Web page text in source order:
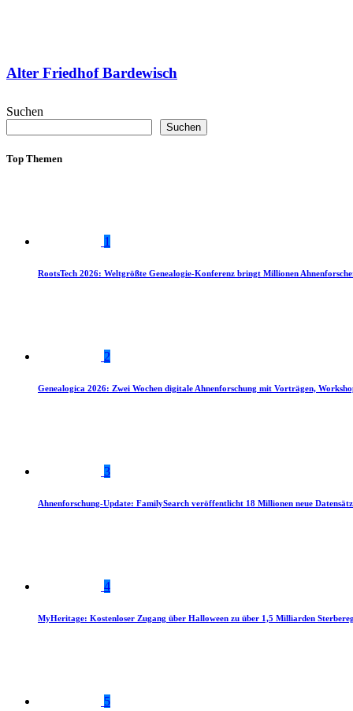
Alter Friedhof Bardewisch
Suchen
Suchen
Top Themen
1
RootsTech 2026: Weltgrößte Genealogie-Konferenz bringt Millionen
2
Genealogica 2026: Zwei Wochen digitale Ahnenforschung mit Vorträgen,
3
Ahnenforschung-Update: FamilySearch veröffentlicht 18 Millionen neue
4
MyHeritage: Kostenloser Zugang über Halloween zu über 1,5 Milliarden
5